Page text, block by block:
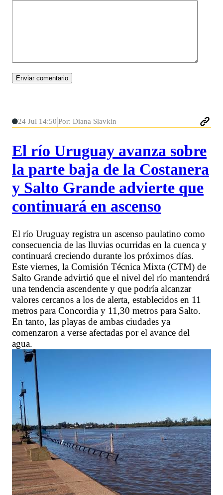
24 Jul 14:50 Por: Diana Slavkin
El río Uruguay avanza sobre
la parte baja de la Costanera
y Salto Grande advierte que
continuará en ascenso
El río Uruguay registra un ascenso paulatino como
consecuencia de las lluvias ocurridas en la cuenca y
continuará creciendo durante los próximos días.
Este viernes, la Comisión Técnica Mixta (CTM) de
Salto Grande advirtió que el nivel del río mantendrá
una tendencia ascendente y que podría alcanzar
valores cercanos a los de alerta, establecidos en 11
metros para Concordia y 11,30 metros para Salto.
En tanto, las playas de ambas ciudades ya
comenzaron a verse afectadas por el avance del
agua.